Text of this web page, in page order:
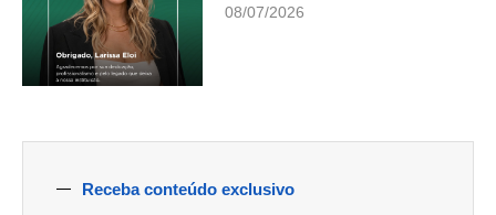
08/07/2026
Receba conteúdo exclusivo